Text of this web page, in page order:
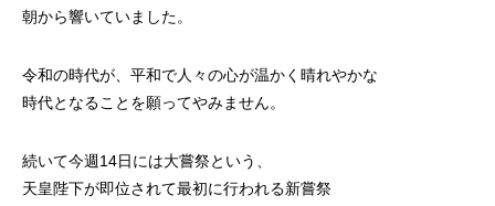
朝から響いていました。
令和の時代が、平和で人々の心が温かく晴れやかな
時代となることを願ってやみません。
続いて今週14日には大嘗祭という、
天皇陛下が即位されて最初に行われる新嘗祭